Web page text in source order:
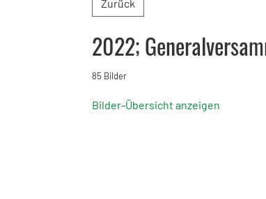
Zurück
2022;
85 Bilder
Bilder-Übersicht anzeigen